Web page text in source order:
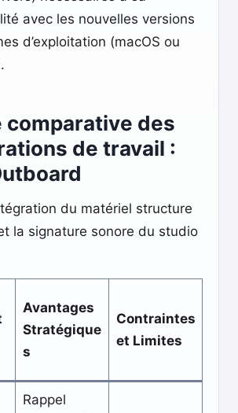
avec les nouvelles versions
d’exploitation (macOS ou
comparative des
de travail :
du matériel structure
la signature sonore du studio
Avantages
Stratégique
s
Contraintes
et Limites
Rappel